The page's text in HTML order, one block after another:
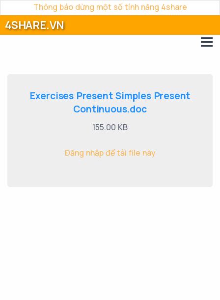
Thông báo dừng một số tính năng 4share
4SHARE.VN
Exercises Present Simples Present
Continuous.doc
155.00 KB
Đăng nhập để tải file này